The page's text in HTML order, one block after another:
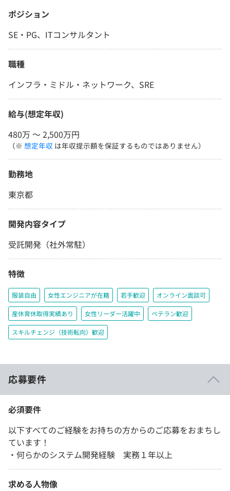
ポジション
SE・PG、ITコンサルタント
職種
インフラ・ミドル・ネットワーク、SRE
給与(想定年収)
480万 〜 2,500万円
（※ 想定年収 は年収提示額を保証するものではありません）
勤務地
東京都
開発内容タイプ
受託開発（社外常駐）
特徴
服装自由 女性エンジニアが在籍 若手歓迎 オンライン面談可
産休育休取得実績あり 女性リーダー活躍中 ベテラン歓迎
スキルチェンジ（技術転向）歓迎
応募要件
必須要件
以下すべてのご経験をお持ちの方からのご応募をおまちし
ています！
・何らかのシステム開発経験 実務１年以上
求める人物像